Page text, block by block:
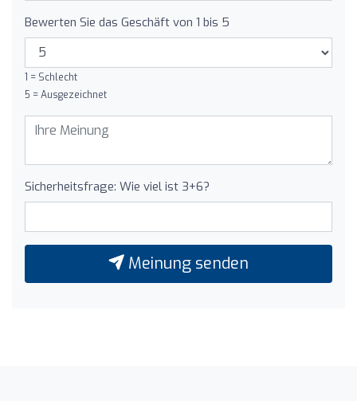
Bewerten Sie das Geschäft von 1 bis 5
1 = Schlecht
5 = Ausgezeichnet
Sicherheitsfrage: Wie viel ist 3+6?
Meinung senden